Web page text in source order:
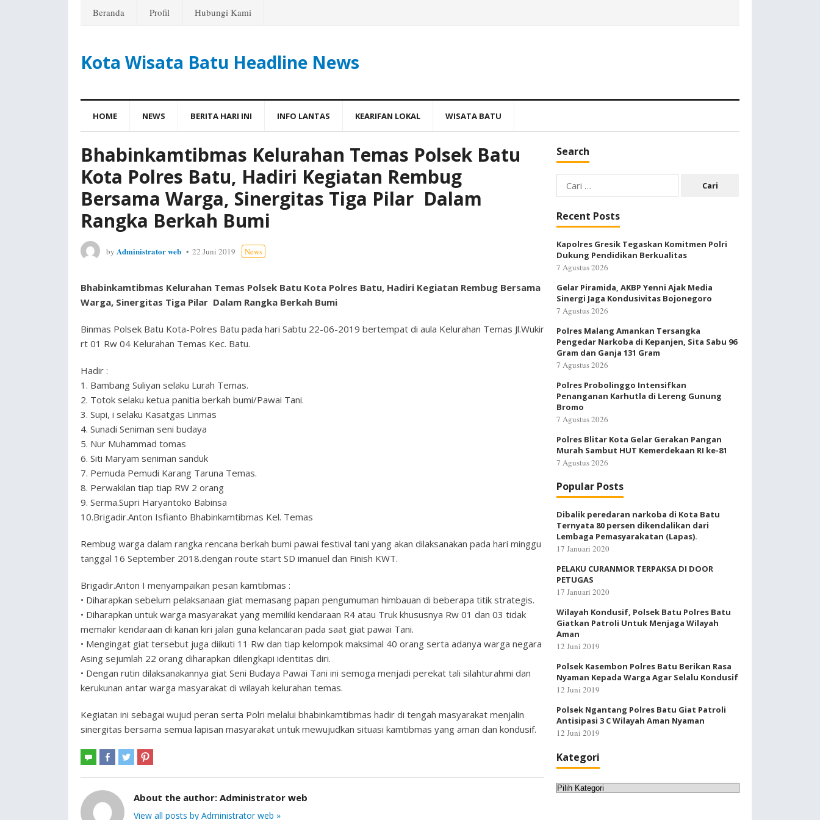
Beranda Profil Hubungi Kami
Kota Wisata Batu Headline News
HOME NEWS BERITA HARI INI INFO LANTAS KEARIFAN LOKAL WISATA BATU
Bhabinkamtibmas Kelurahan Temas Polsek Batu
Kota Polres Batu, Hadiri Kegiatan Rembug
Bersama Warga, Sinergitas Tiga Pilar Dalam
Rangka Berkah Bumi
by Administrator web 22 Juni 2019 News
Bhabinkamtibmas Kelurahan Temas Polsek Batu Kota Polres Batu, Hadiri Kegiatan Rembug Bersama
Warga, Sinergitas Tiga Pilar Dalam Rangka Berkah Bumi
Binmas Polsek Batu Kota-Polres Batu pada hari Sabtu 22-06-2019 bertempat di aula Kelurahan Temas Jl.Wukir
rt 01 Rw 04 Kelurahan Temas Kec. Batu.
Hadir :
1. Bambang Suliyan selaku Lurah Temas.
2. Totok selaku ketua panitia berkah bumi/Pawai Tani.
3. Supi, i selaku Kasatgas Linmas
4. Sunadi Seniman seni budaya
5. Nur Muhammad tomas
6. Siti Maryam seniman sanduk
7. Pemuda Pemudi Karang Taruna Temas.
8. Perwakilan tiap tiap RW 2 orang
9. Serma.Supri Haryantoko Babinsa
10.Brigadir.Anton Isfianto Bhabinkamtibmas Kel. Temas
Rembug warga dalam rangka rencana berkah bumi pawai festival tani yang akan dilaksanakan pada hari minggu
tanggal 16 September 2018.dengan route start SD imanuel dan Finish KWT.
Brigadir.Anton I menyampaikan pesan kamtibmas :
• Diharapkan sebelum pelaksanaan giat memasang papan pengumuman himbauan di beberapa titik strategis.
• Diharapkan untuk warga masyarakat yang memiliki kendaraan R4 atau Truk khususnya Rw 01 dan 03 tidak
memakir kendaraan di kanan kiri jalan guna kelancaran pada saat giat pawai Tani.
• Mengingat giat tersebut juga diikuti 11 Rw dan tiap kelompok maksimal 40 orang serta adanya warga negara
Asing sejumlah 22 orang diharapkan dilengkapi identitas diri.
• Dengan rutin dilaksanakannya giat Seni Budaya Pawai Tani ini semoga menjadi perekat tali silahturahmi dan
kerukunan antar warga masyarakat di wilayah kelurahan temas.
Kegiatan ini sebagai wujud peran serta Polri melalui bhabinkamtibmas hadir di tengah masyarakat menjalin
sinergitas bersama semua lapisan masyarakat untuk mewujudkan situasi kamtibmas yang aman dan kondusif.
About the author: Administrator web
View all posts by Administrator web »
Search
Cari
untuk:
Recent Posts
Kapolres Gresik Tegaskan Komitmen Polri
Dukung Pendidikan Berkualitas
7 Agustus 2026
Gelar Piramida, AKBP Yenni Ajak Media
Sinergi Jaga Kondusivitas Bojonegoro
7 Agustus 2026
Polres Malang Amankan Tersangka
Pengedar Narkoba di Kepanjen, Sita Sabu 96
Gram dan Ganja 131 Gram
7 Agustus 2026
Polres Probolinggo Intensifkan
Penanganan Karhutla di Lereng Gunung
Bromo
7 Agustus 2026
Polres Blitar Kota Gelar Gerakan Pangan
Murah Sambut HUT Kemerdekaan RI ke-81
7 Agustus 2026
Popular Posts
Dibalik peredaran narkoba di Kota Batu
Ternyata 80 persen dikendalikan dari
Lembaga Pemasyarakatan (Lapas).
17 Januari 2020
PELAKU CURANMOR TERPAKSA DI DOOR
PETUGAS
17 Januari 2020
Wilayah Kondusif, Polsek Batu Polres Batu
Giatkan Patroli Untuk Menjaga Wilayah
Aman
12 Juni 2019
Polsek Kasembon Polres Batu Berikan Rasa
Nyaman Kepada Warga Agar Selalu Kondusif
12 Juni 2019
Polsek Ngantang Polres Batu Giat Patroli
Antisipasi 3 C Wilayah Aman Nyaman
12 Juni 2019
Kategori
Kategori